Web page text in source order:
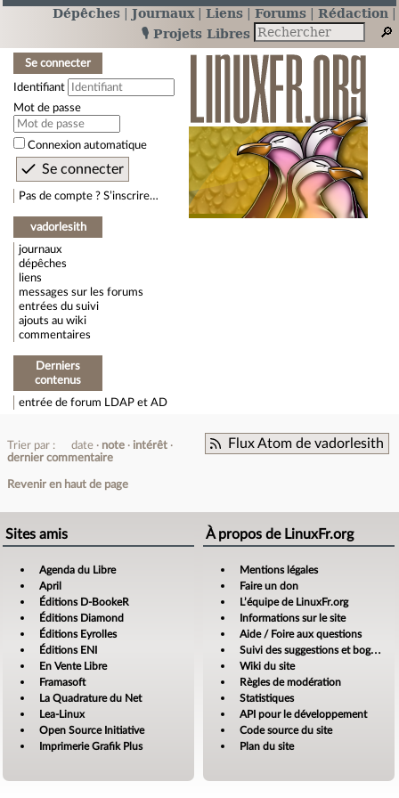
Dépêches Journaux Liens Forums
Rédaction
🎙️ Projets Libres
Se connecter
Identifiant
Mot de passe
Connexion automatique
Pas de compte ? S’inscrire…
vadorlesith
journaux
dépêches
liens
messages sur les forums
entrées du suivi
ajouts au wiki
commentaires
Derniers
contenus
entrée de forum LDAP et AD
Flux Atom de vadorlesith
Trier par : date note
intérêt
dernier commentaire
Revenir en haut de page
Sites amis
Agenda du Libre
April
Éditions D-BookeR
Éditions Diamond
Éditions Eyrolles
Éditions ENI
En Vente Libre
Framasoft
La Quadrature du Net
Lea-Linux
Open Source Initiative
Imprimerie Grafik Plus
À propos de LinuxFr.org
Mentions légales
Faire un don
L’équipe de LinuxFr.org
Informations sur le site
Aide / Foire aux questions
Suivi des suggestions et bogues
Wiki du site
Règles de modération
Statistiques
API pour le développement
Code source du site
Plan du site